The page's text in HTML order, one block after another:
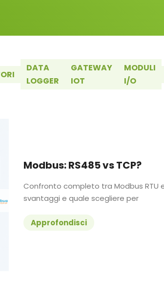
DATA
LOGGER
GATEWAY
IOT
MODULI
I/O
Modbus: RS485 vs TCP?
Confronto completo tra Modbus RTU
svantaggi e quale scegliere per
Approfondisci